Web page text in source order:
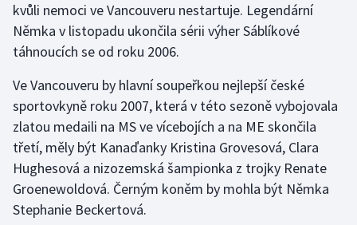
Motorsport
Parasport
Plavání
Plážový volejbal
Ragby
kvůli nemoci ve Vancouveru nestartuje. Legendární
Němka v listopadu ukončila sérii výher Sáblíkové
táhnoucích se od roku 2006.
Ve Vancouveru by hlavní soupeřkou nejlepší české
sportovkyně roku 2007, která v této sezoně vybojovala
zlatou medaili na MS ve vícebojích a na ME skončila
třetí, měly být Kanaďanky Kristina Grovesová, Clara
Hughesová a nizozemská šampionka z trojky Renate
Groenewoldová. Černým koněm by mohla být Němka
Stephanie Beckertová.